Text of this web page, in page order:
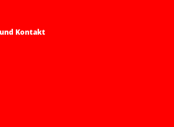
Kontakt